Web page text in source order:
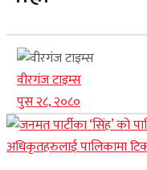
वीरगंज टाइम्स
पुस २८, २०८०